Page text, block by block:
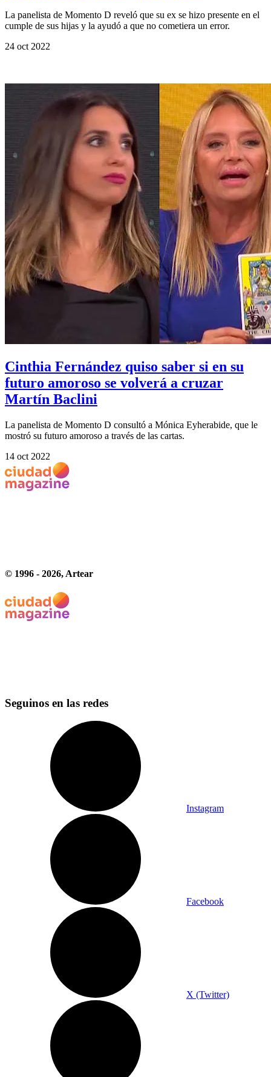
La panelista de Momento D reveló que su ex se hizo presente en el
cumple de sus hijas y la ayudó a que no cometiera un error.
24 oct 2022
Cinthia Fernández quiso saber si en su
futuro amoroso se volverá a cruzar
Martín Baclini
La panelista de Momento D consultó a Mónica Eyherabide, que le
mostró su futuro amoroso a través de las cartas.
14 oct 2022
© 1996 - 2026, Artear
Seguinos en las redes
Instagram
Facebook
X (Twitter)